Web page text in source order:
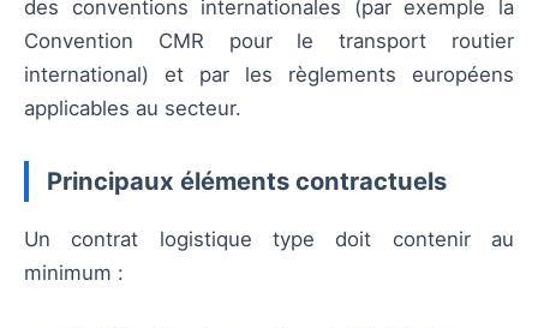
des conventions internationales (par exemple la
Convention CMR pour le transport routier
international) et par les règlements européens
applicables au secteur.
Principaux éléments contractuels
Un contrat logistique type doit contenir au
minimum :